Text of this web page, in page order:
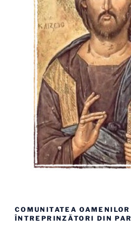
COMUNITATEA OAMENILOR
ÎNTREPRINZĂTORI DIN